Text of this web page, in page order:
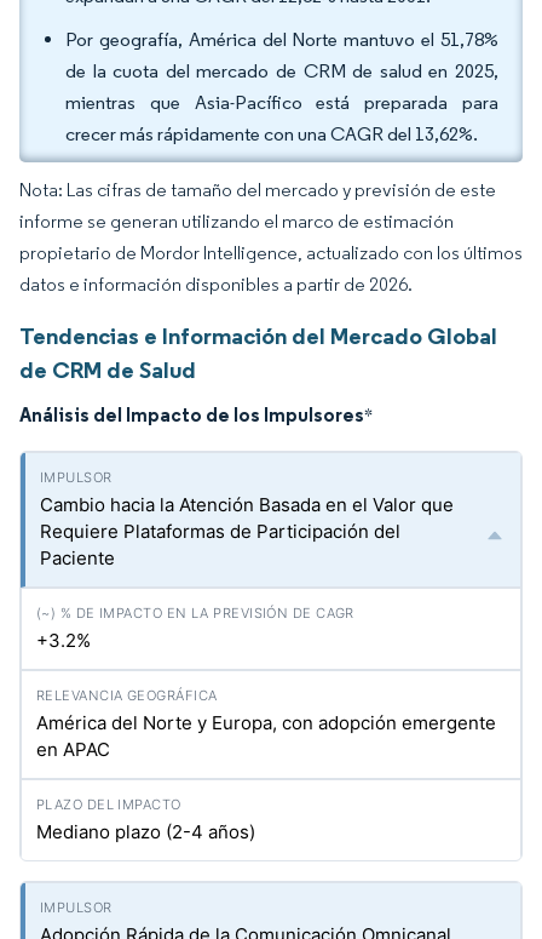
Por geografía, América del Norte mantuvo el 51,78%
de la cuota del mercado de CRM de salud en 2025,
mientras que Asia-Pacífico está preparada para
crecer más rápidamente con una CAGR del 13,62%.
Nota: Las cifras de tamaño del mercado y previsión de este
informe se generan utilizando el marco de estimación
propietario de Mordor Intelligence, actualizado con los últimos
datos e información disponibles a partir de 2026.
Tendencias e Información del Mercado Global
de CRM de Salud
Análisis del Impacto de los Impulsores*
Cambio hacia la Atención Basada en el Valor que
Requiere Plataformas de Participación del
Paciente
+3.2%
América del Norte y Europa, con adopción emergente
en APAC
Mediano plazo (2-4 años)